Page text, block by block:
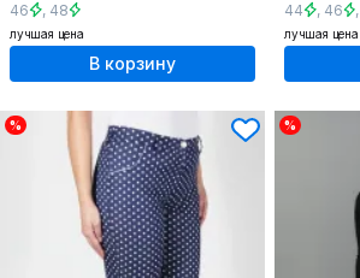
46 , 48
лучшая цена
В корзину
44 , 46 ,
лучшая цена
% %